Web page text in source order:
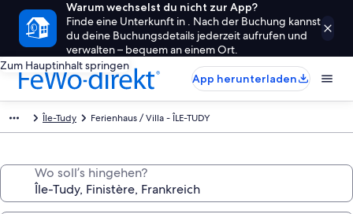
Warum wechselst du nicht zur App?
Finde eine Unterkunft in . Nach der Buchung kannst
du deine Buchungsdetails jederzeit aufrufen und
verwalten – bequem an einem Ort.
Zum Hauptinhalt springen
App herunterladen
Île-Tudy Ferienhaus / Villa - ÎLE-TUDY
Wo soll’s hingehen?